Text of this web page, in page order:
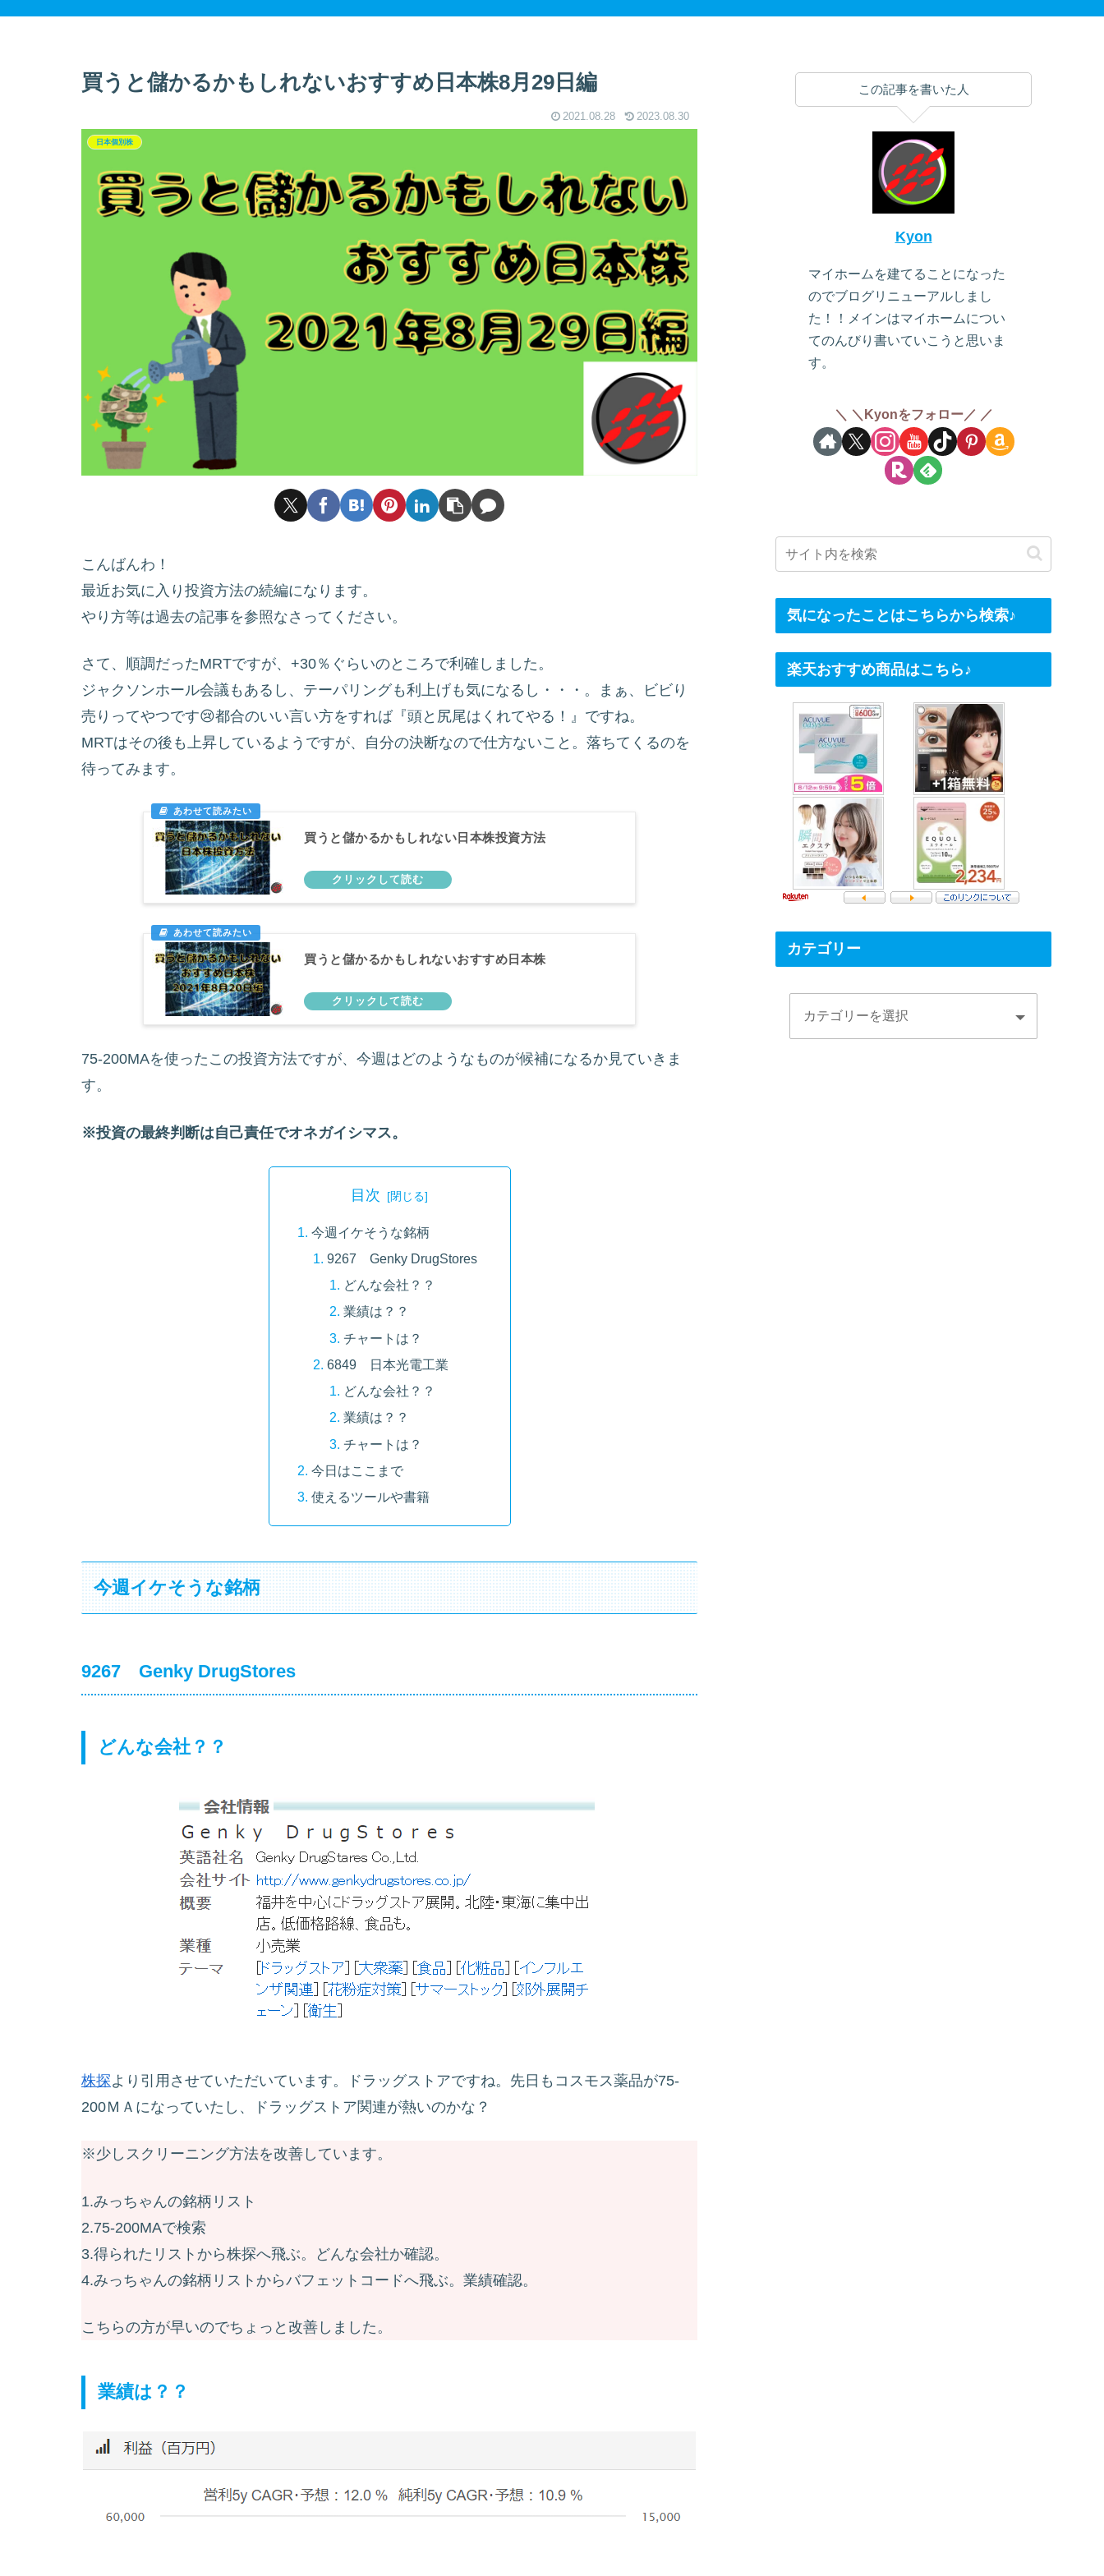
買うと儲かるかもしれないおすすめ日本株8月29日編
2021.08.28 2023.08.30
日本個別株
こんばんわ！
最近お気に入り投資方法の続編になります。
やり方等は過去の記事を参照なさってください。
さて、順調だったMRTですが、+30％ぐらいのところで利確しました。
ジャクソンホール会議もあるし、テーパリングも利上げも気になるし・・・。まぁ、ビビり
売りってやつです😢都合のいい言い方をすれば『頭と尻尾はくれてやる！』ですね。
MRTはその後も上昇しているようですが、自分の決断なので仕方ないこと。落ちてくるのを
待ってみます。
買うと儲かるかもしれない日本株投資方法
買うと儲かるかもしれないおすすめ日本株
75-200MAを使ったこの投資方法ですが、今週はどのようなものが候補になるか見ていきま
す。
※投資の最終判断は自己責任でオネガイシマス。
目次
今週イケそうな銘柄
9267 Genky DrugStores
どんな会社？？
業績は？？
チャートは？
6849 日本光電工業
どんな会社？？
業績は？？
チャートは？
今日はここまで
使えるツールや書籍
今週イケそうな銘柄
9267 Genky DrugStores
どんな会社？？
株探より引用させていただいています。ドラッグストアですね。先日もコスモス薬品が75-
200ＭＡになっていたし、ドラッグストア関連が熱いのかな？
※少しスクリーニング方法を改善しています。
1.みっちゃんの銘柄リスト
2.75-200MAで検索
3.得られたリストから株探へ飛ぶ。どんな会社か確認。
4.みっちゃんの銘柄リストからバフェットコードへ飛ぶ。業績確認。
こちらの方が早いのでちょっと改善しました。
業績は？？
この記事を書いた人
Kyon
マイホームを建てることになった
のでブログリニューアルしまし
た！！メインはマイホームについ
てのんびり書いていこうと思いま
す。
＼Kyonをフォロー／
気になったことはこちらから検索♪
楽天おすすめ商品はこちら♪
カテゴリー